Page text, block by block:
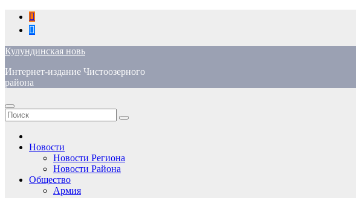
Перейти
содержимому
Кулундинская новь
Интернет-издание Чистоозерного
района
Новости
Новости Региона
Новости Района
Общество
Армия